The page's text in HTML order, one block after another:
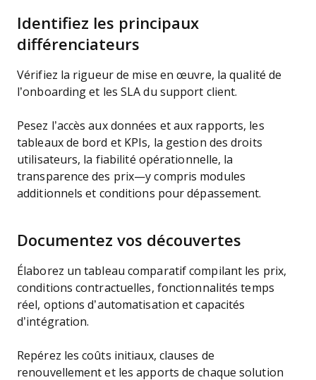
Identifiez les principaux
différenciateurs
Vérifiez la rigueur de mise en œuvre, la qualité de
l’onboarding et les SLA du support client.
Pesez l’accès aux données et aux rapports, les
tableaux de bord et KPIs, la gestion des droits
utilisateurs, la fiabilité opérationnelle, la
transparence des prix—y compris modules
additionnels et conditions pour dépassement.
Documentez vos découvertes
Élaborez un tableau comparatif compilant les prix,
conditions contractuelles, fonctionnalités temps
réel, options d’automatisation et capacités
d’intégration.
Repérez les coûts initiaux, clauses de
renouvellement et les apports de chaque solution